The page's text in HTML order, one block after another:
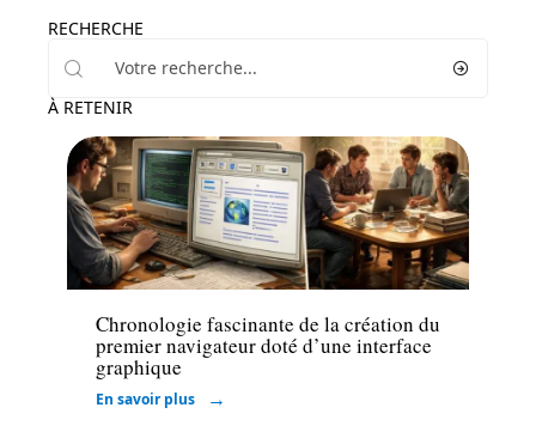
RECHERCHE
À RETENIR
Actu
Chronologie fascinante de la création du
premier navigateur doté d’une interface
graphique
En savoir plus